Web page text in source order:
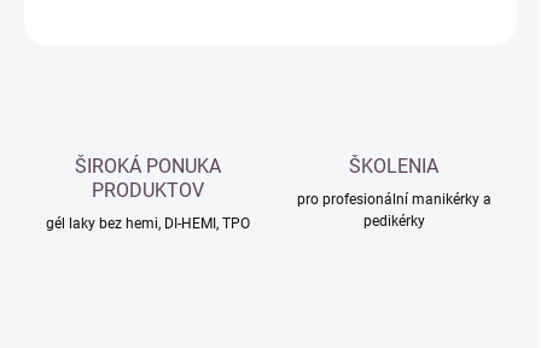
ŠIROKÁ PONUKA
PRODUKTOV
gél laky bez hemi, DI-HEMI, TPO
ŠKOLENIA
pro profesionální manikérky a
pedikérky